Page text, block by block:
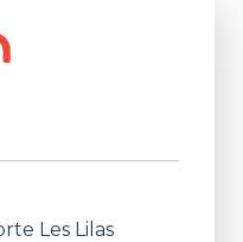
Les Lilas